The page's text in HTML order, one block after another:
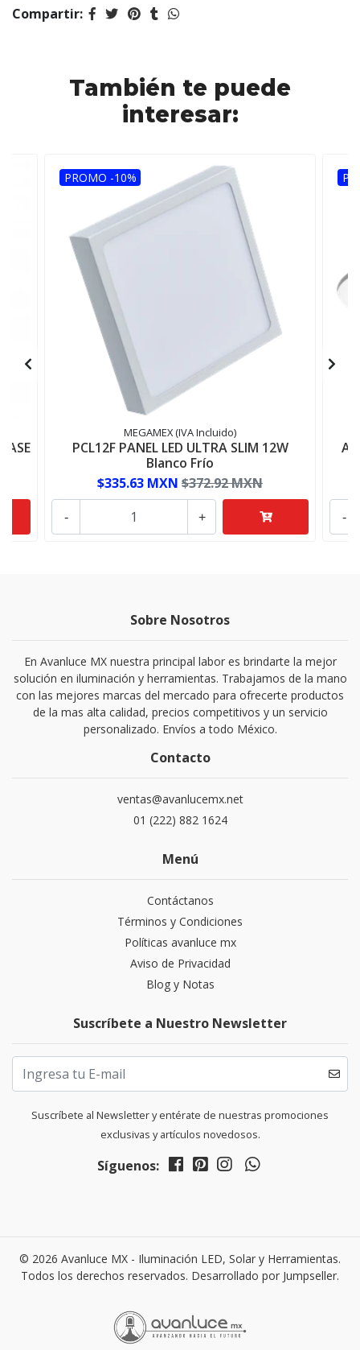
Compartir:
También te puede
interesar:
PROMO -10%
MEGAMEX (IVA Incluido)
PCL12F PANEL LED ULTRA SLIM 12W
Blanco Frío
$335.63 MXN $372.92 MXN
+
- -
Sobre Nosotros
En Avanluce MX nuestra principal labor es brindarte la mejor
solución en iluminación y herramientas. Trabajamos de la mano
con las mejores marcas del mercado para ofrecerte productos
de la mas alta calidad, precios competitivos y un servicio
personalizado. Envíos a todo México.
Contacto
ventas@avanlucemx.net
01 (222) 882 1624
Menú
Contáctanos
Términos y Condiciones
Políticas avanluce mx
Aviso de Privacidad
Blog y Notas
Suscríbete a Nuestro Newsletter
Suscríbete al Newsletter y entérate de nuestras promociones
exclusivas y artículos novedosos.
Síguenos:
© 2026 Avanluce MX - Iluminación LED, Solar y Herramientas.
Todos los derechos reservados. Desarrollado por Jumpseller.